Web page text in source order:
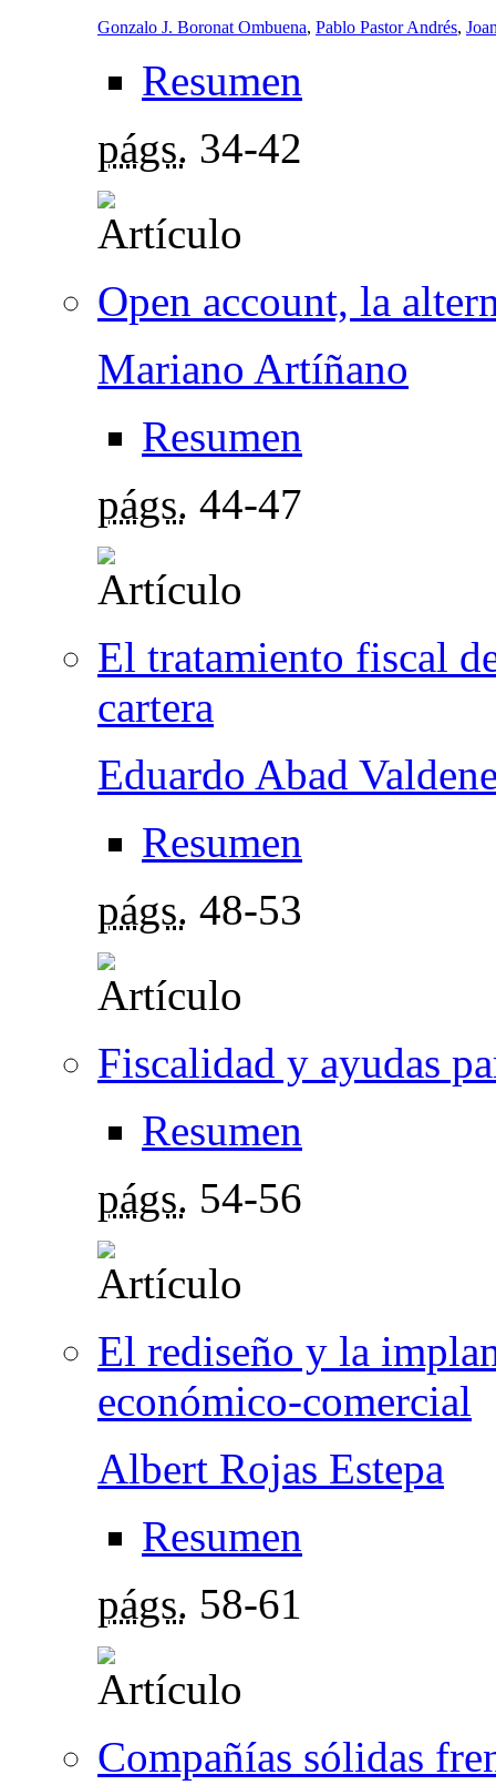
Gonzalo J. Boronat Ombuena, Pablo Pastor Andrés,
Resumen
págs. 34-42
Open account, la
Mariano Artíñano
Resumen
págs. 44-47
El tratamiento fiscal
cartera
Eduardo Abad
Resumen
págs. 48-53
Fiscalidad y ayudas
Resumen
págs. 54-56
El rediseño y la
económico-comercial
Albert Rojas Estepa
Resumen
págs. 58-61
Compañías sólidas